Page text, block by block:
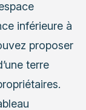
inférieure à
proposer
terre